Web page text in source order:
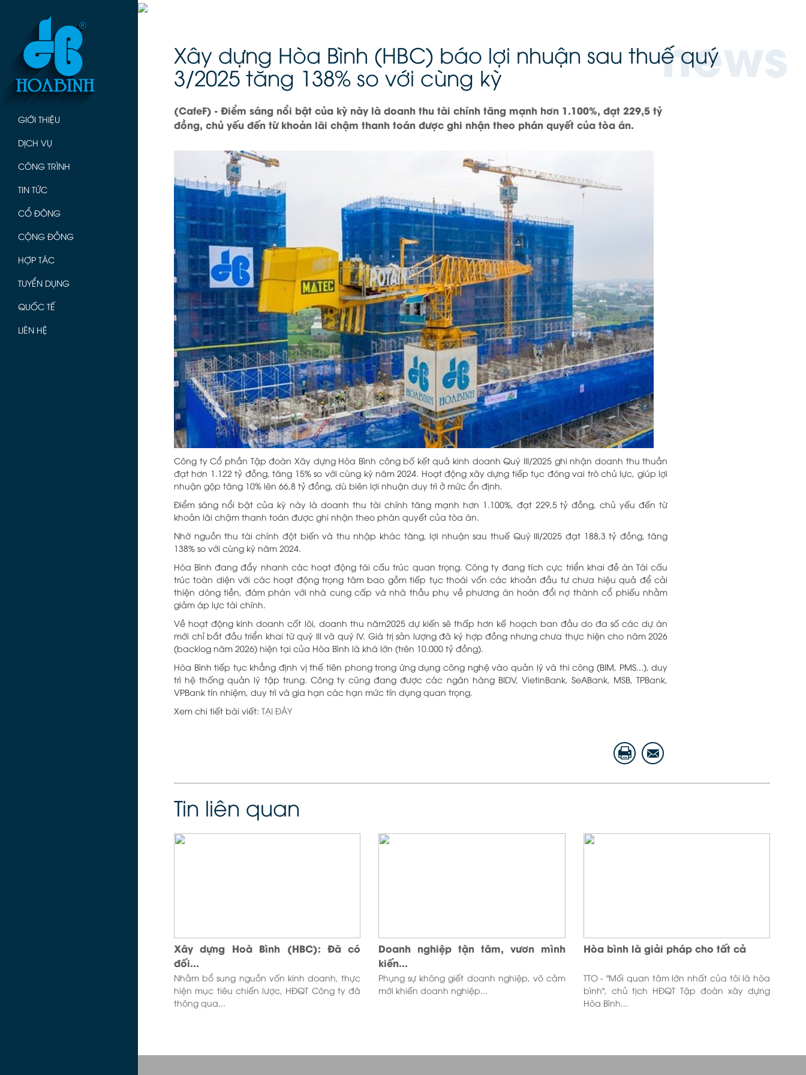
GIỚI THIỆU
DỊCH VỤ
CÔNG TRÌNH
TIN TỨC
CỔ ĐÔNG
CỘNG ĐỒNG
HỢP TÁC
TUYỂN DỤNG
QUỐC TẾ
LIÊN HỆ
Xây dựng Hòa Bình (HBC) báo lợi nhuận sau thuế quý
3/2025 tăng 138% so với cùng kỳ news
(CafeF) - Điểm sáng nổi bật của kỳ này là doanh thu tài chính tăng mạnh hơn 1.100%, đạt 229,5 tỷ
đồng, chủ yếu đến từ khoản lãi chậm thanh toán được ghi nhận theo phán quyết của tòa án.
Công ty Cổ phần Tập đoàn Xây dựng Hòa Bình công bố kết quả kinh doanh Quý III/2025 ghi nhận doanh thu thuần
đạt hơn 1.122 tỷ đồng, tăng 15% so với cùng kỳ năm 2024. Hoạt động xây dựng tiếp tục đóng vai trò chủ lực, giúp lợi
nhuận gộp tăng 10% lên 66,8 tỷ đồng, dù biên lợi nhuận duy trì ở mức ổn định.
Điểm sáng nổi bật của kỳ này là doanh thu tài chính tăng mạnh hơn 1.100%, đạt 229,5 tỷ đồng, chủ yếu đến từ
khoản lãi chậm thanh toán được ghi nhận theo phán quyết của tòa án.
Nhờ nguồn thu tài chính đột biến và thu nhập khác tăng, lợi nhuận sau thuế Quý III/2025 đạt 188,3 tỷ đồng, tăng
138% so với cùng kỳ năm 2024.
Hòa Bình đang đẩy nhanh các hoạt động tái cấu trúc quan trọng. Công ty đang tích cực triển khai đề án Tái cấu
trúc toàn diện với các hoạt động trọng tâm bao gồm tiếp tục thoái vốn các khoản đầu tư chưa hiệu quả để cải
thiện dòng tiền, đàm phán với nhà cung cấp và nhà thầu phụ về phương án hoán đổi nợ thành cổ phiếu nhằm
giảm áp lực tài chính.
Về hoạt động kinh doanh cốt lõi, doanh thu năm2025 dự kiến sẽ thấp hơn kế hoạch ban đầu do đa số các dự án
mới chỉ bắt đầu triển khai từ quý III và quý IV. Giá trị sản lượng đã ký hợp đồng nhưng chưa thực hiện cho năm 2026
(backlog năm 2026) hiện tại của Hòa Bình là khá lớn (trên 10.000 tỷ đồng).
Hòa Bình tiếp tục khẳng định vị thế tiên phong trong ứng dụng công nghệ vào quản lý và thi công (BIM, PMS...), duy
trì hệ thống quản lý tập trung. Công ty cũng đang được các ngân hàng BIDV, VietinBank, SeABank, MSB, TPBank,
VPBank tín nhiệm, duy trì và gia hạn các hạn mức tín dụng quan trọng.
Xem chi tiết bài viết: TẠI ĐÂY
Tin liên quan
Xây dựng Hoà Bình (HBC): Đã có
đối...
Nhằm bổ sung nguồn vốn kinh doanh, thực
hiện mục tiêu chiến lược, HĐQT Công ty đã
thông qua...
Doanh nghiệp tận tâm, vươn mình
kiến...
Phụng sự không giết doanh nghiệp, vô cảm
mới khiến doanh nghiệp...
Hòa bình là giải pháp cho tất cả
TTO - "Mối quan tâm lớn nhất của tôi là hòa
bình", chủ tịch HĐQT Tập đoàn xây dựng
Hòa Bình...